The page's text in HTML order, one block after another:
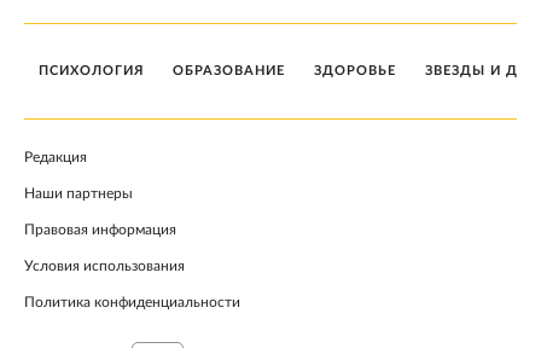
ПСИХОЛОГИЯ ОБРАЗОВАНИЕ ЗДОРОВЬЕ ЗВЕЗДЫ И
Редакция
Наши партнеры
Правовая информация
Условия использования
Политика конфиденциальности